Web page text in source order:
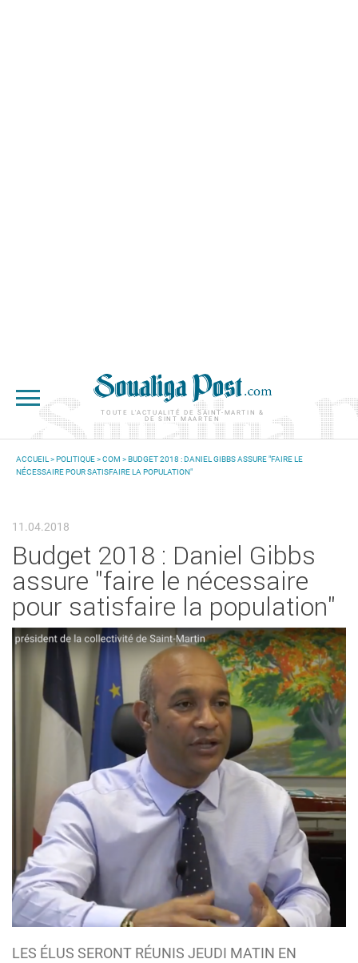
TOUTE L'ACTUALITÉ DE SAINT-MARTIN &
DE SINT MAARTEN
VOUS ÊTES ICI
ACCUEIL >POLITIQUE>COM > BUDGET 2018 : DANIEL GIBBS ASSURE "FAIRE LE
NÉCESSAIRE POUR SATISFAIRE LA POPULATION"
11.04.2018
Budget 2018 : Daniel Gibbs
assure "faire le nécessaire
pour satisfaire la population"
LES ÉLUS SERONT RÉUNIS JEUDI MATIN EN